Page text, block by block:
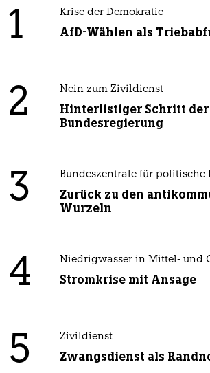
1 Krise der Demokratie
AfD-Wählen als
2 Nein zum Zivildienst
Hinterlistiger Schritt der
Bundesregierung
3 Bundeszentrale für politische
Zurück zu den
Wurzeln
4 Niedrigwasser in Mittel- und
Stromkrise mit Ansage
5 Zivildienst
Zwangsdienst als